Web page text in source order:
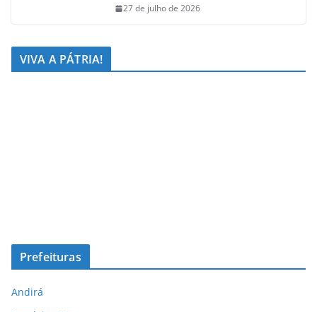
27 de julho de 2026
VIVA A PÁTRIA!
Prefeituras
Andirá